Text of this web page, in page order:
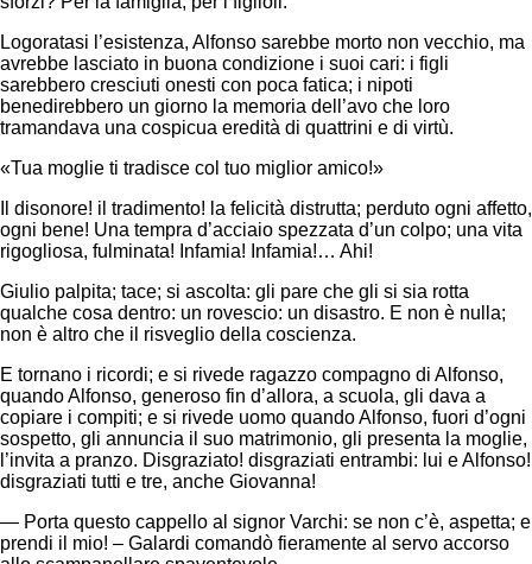
Logoratasi l’esistenza, Alfonso sarebbe morto non vecchio, ma
avrebbe lasciato in buona condizione i suoi cari: i figli
sarebbero cresciuti onesti con poca fatica; i nipoti
benedirebbero un giorno la memoria dell’avo che loro
tramandava una cospicua eredità di quattrini e di virtù.
«Tua moglie ti tradisce col tuo miglior amico!»
Il disonore! il tradimento! la felicità distrutta; perduto ogni affetto,
ogni bene! Una tempra d’acciaio spezzata d’un colpo; una vita
rigogliosa, fulminata! Infamia! Infamia!… Ahi!
Giulio palpita; tace; si ascolta: gli pare che gli si sia rotta
qualche cosa dentro: un rovescio: un disastro. E non è nulla;
non è altro che il risveglio della coscienza.
E tornano i ricordi; e si rivede ragazzo compagno di Alfonso,
quando Alfonso, generoso fin d’allora, a scuola, gli dava a
copiare i compiti; e si rivede uomo quando Alfonso, fuori d’ogni
sospetto, gli annuncia il suo matrimonio, gli presenta la moglie,
l’invita a pranzo. Disgraziato! disgraziati entrambi: lui e Alfonso!
disgraziati tutti e tre, anche Giovanna!
— Porta questo cappello al signor Varchi: se non c’è, aspetta; e
prendi il mio! – Galardi comandò fieramente al servo accorso